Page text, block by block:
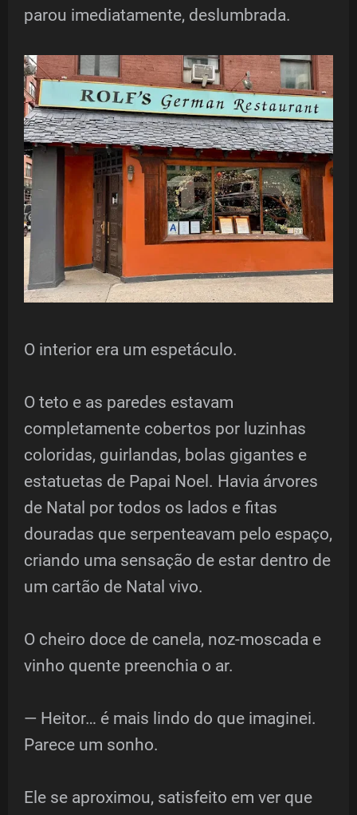
parou imediatamente, deslumbrada.
O interior era um espetáculo.
O teto e as paredes estavam
completamente cobertos por luzinhas
coloridas, guirlandas, bolas gigantes e
estatuetas de Papai Noel. Havia árvores
de Natal por todos os lados e fitas
douradas que serpenteavam pelo espaço,
criando uma sensação de estar dentro de
um cartão de Natal vivo.
O cheiro doce de canela, noz-moscada e
vinho quente preenchia o ar.
— Heitor… é mais lindo do que imaginei.
Parece um sonho.
Ele se aproximou, satisfeito em ver que